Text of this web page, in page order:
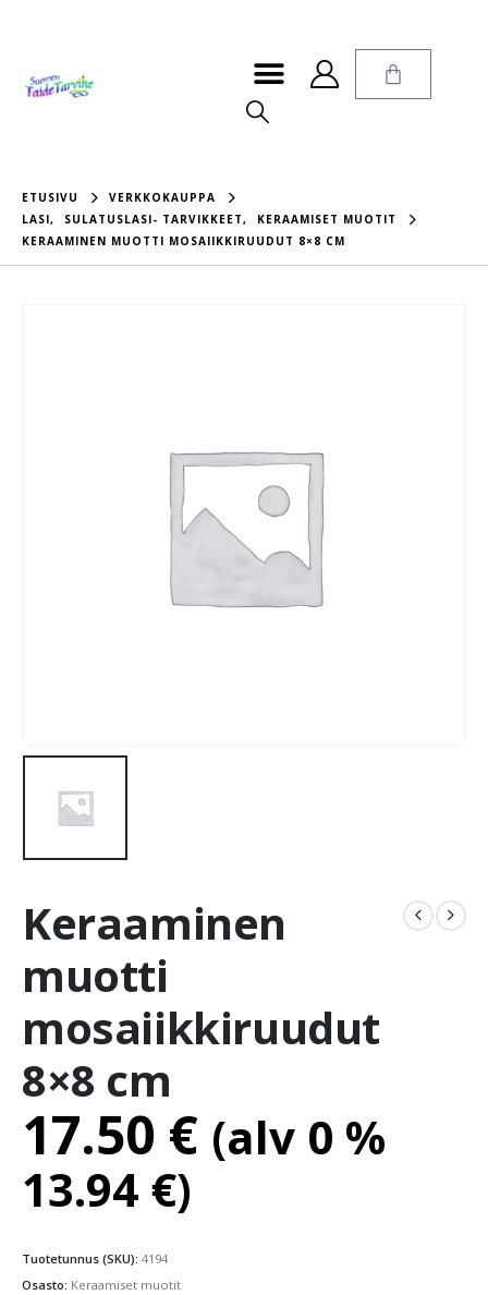
ETUSIVU
VERKKOKAUPPA
LASI, SULATUSLASI- TARVIKKEET,
KERAAMISET MUOTIT
KERAAMINEN MUOTTI MOSAIIKKIRUUDUT 8×8 CM
Keraaminen
muotti
mosaiikkiruudut
8×8 cm
17.50 € (alv 0 %
13.94 €)
Tuotetunnus (SKU): 4194
Osasto: Keraamiset muotit